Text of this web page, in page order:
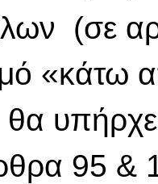
(σε
«κάτω
θα
95 &